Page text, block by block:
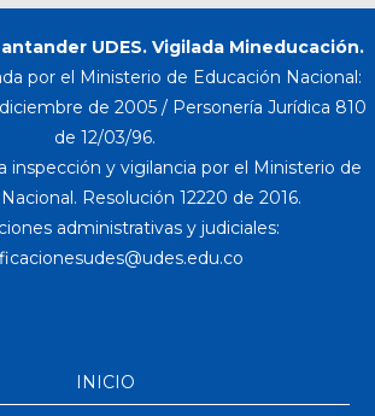
UDES. Vigilada Mineducación.
por el Ministerio de Educación Nacional:
de 2005 / Personería Jurídica 810
de 12/03/96.
inspección y vigilancia por el Ministerio de
Resolución 12220 de 2016.
administrativas y judiciales:
INICIO